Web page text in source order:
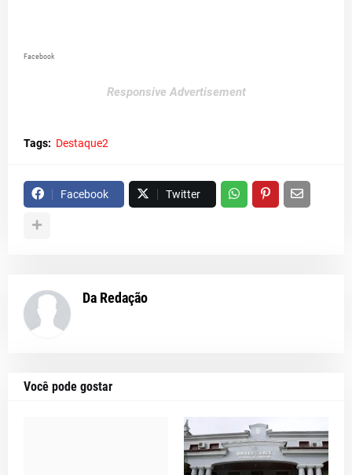
Facebook
Responsive Advertisement
Tags: Destaque2
Facebook Twitter
Da Redação
Você pode gostar